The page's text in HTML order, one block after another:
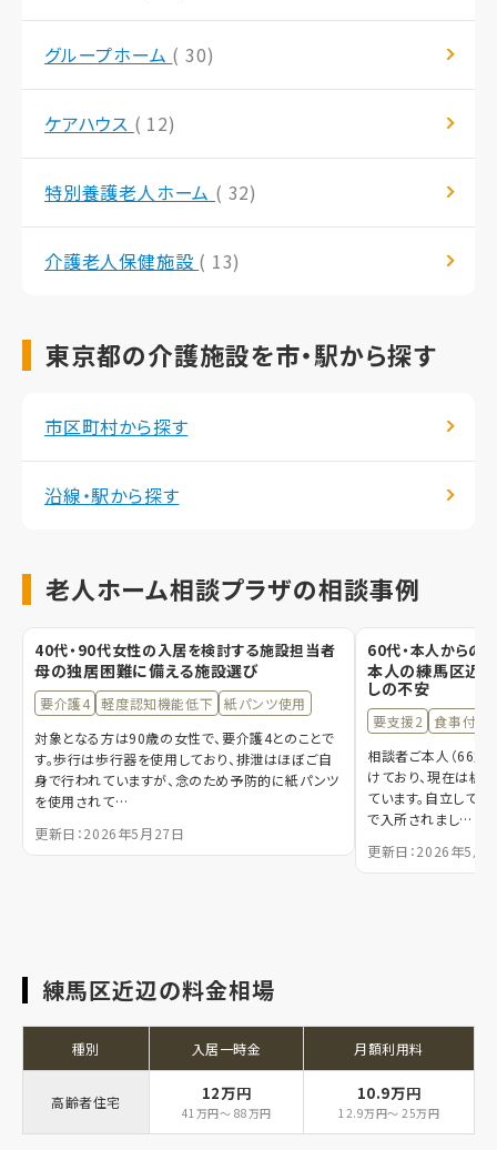
グループホーム ( 30)
ケアハウス ( 12)
特別養護老人ホーム ( 32)
介護老人保健施設 ( 13)
東京都の介護施設を市・駅から探す
市区町村から探す
沿線・駅から探す
老人ホーム相談プラザの相談事例
40代・90代女性の入居を検討する施設担当者
母の独居困難に備える施設選び
要介護4 軽度認知機能低下
紙パンツ使用
対象となる方は90歳の女性で、要介護4とのことで
す。歩行は歩行器を使用しており、排泄はほぼご自
身で行われていますが、念のため予防的に紙パンツ
を使用されて…
更新日：2026年5月27日
60代・本人からの
本人の練馬区近
しの不安
要支援2
食事付き
相談者ご本人（66歳
けており、現在は板
ています。自立して
で入所されまし…
更新日：2026年5月
練馬区近辺の料金相場
種別 入居一時金 月額利用料
高齢者住宅 12万円
41万円～ 88万円
10.9万円
12.9万円～ 25万円